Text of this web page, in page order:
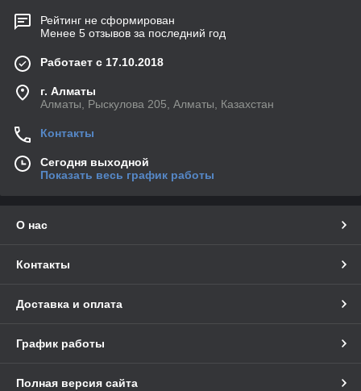
Рейтинг не сформирован
Менее 5 отзывов за последний год
Работает с 17.10.2018
г. Алматы
Алматы, Рыскулова 205, Алматы, Казахстан
Контакты
Сегодня выходной
Показать весь график работы
О нас
Контакты
Доставка и оплата
График работы
Полная версия сайта